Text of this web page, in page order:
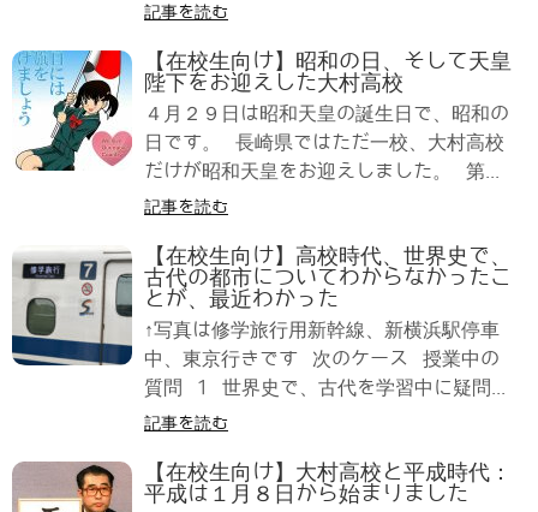
記事を読む
【在校生向け】昭和の日、そして天皇
陛下をお迎えした大村高校
４月２９日は昭和天皇の誕生日で、昭和の
日です。 長崎県ではただ一校、大村高校
だけが昭和天皇をお迎えしました。 第...
記事を読む
【在校生向け】高校時代、世界史で、
古代の都市についてわからなかったこ
とが、最近わかった
↑写真は修学旅行用新幹線、新横浜駅停車
中、東京行きです 次のケース 授業中の
質問 1 世界史で、古代を学習中に疑問...
記事を読む
【在校生向け】大村高校と平成時代：
平成は１月８日から始まりました